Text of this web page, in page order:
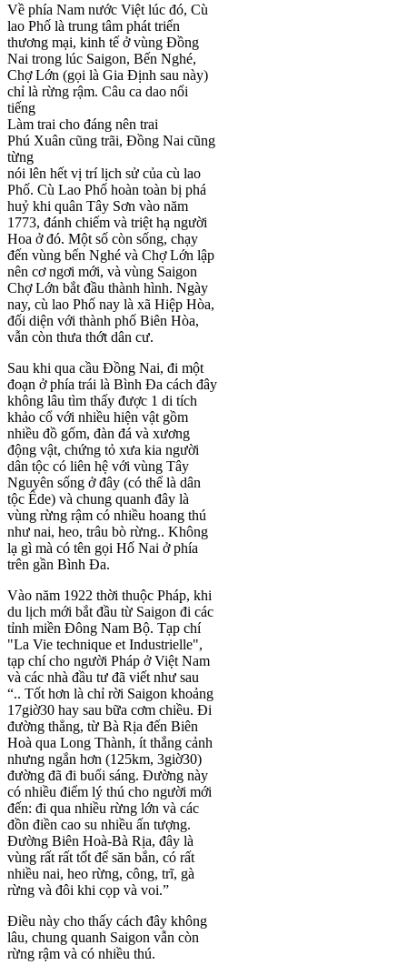
Về phía Nam nước Việt lúc đó, Cù
lao Phố là trung tâm phát triển
thương mại, kinh tế ở vùng Đồng
Nai trong lúc Saigon, Bến Nghé,
Chợ Lớn (gọi là Gia Định sau này)
chỉ là rừng rậm. Câu ca dao nổi
tiếng
Làm trai cho đáng nên trai
Phú Xuân cũng trãi, Đồng Nai cũng
từng
nói lên hết vị trí lịch sử của cù lao
Phố. Cù Lao Phố hoàn toàn bị phá
huỷ khi quân Tây Sơn vào năm
1773, đánh chiếm và triệt hạ người
Hoa ở đó. Một số còn sống, chạy
đến vùng bến Nghé và Chợ Lớn lập
nên cơ ngơi mới, và vùng Saigon
Chợ Lớn bắt đầu thành hình. Ngày
nay, cù lao Phố nay là xã Hiệp Hòa,
đối diện với thành phố Biên Hòa,
vẫn còn thưa thớt dân cư.
Sau khi qua cầu Đồng Nai, đi một
đoạn ở phía trái là Bình Đa cách đây
không lâu tìm thấy được 1 di tích
khảo cổ với nhiều hiện vật gồm
nhiều đồ gốm, đàn đá và xương
động vật, chứng tỏ xưa kia người
dân tộc có liên hệ với vùng Tây
Nguyên sống ở đây (có thể là dân
tộc Êde) và chung quanh đây là
vùng rừng rậm có nhiều hoang thú
như nai, heo, trâu bò rừng.. Không
lạ gì mà có tên gọi Hố Nai ở phía
trên gần Bình Đa.
Vào năm 1922 thời thuộc Pháp, khi
du lịch mới bắt đầu từ Saigon đi các
tỉnh miền Đông Nam Bộ. Tạp chí
"La Vie technique et Industrielle",
tạp chí cho người Pháp ở Việt Nam
và các nhà đầu tư đã viết như sau
“.. Tốt hơn là chỉ rời Saigon khoảng
17giờ30 hay sau bữa cơm chiều. Đi
đường thẳng, từ Bà Rịa đến Biên
Hoà qua Long Thành, ít thắng cảnh
nhưng ngắn hơn (125km, 3giờ30)
đường đã đi buổi sáng. Đường này
có nhiều điểm lý thú cho người mới
đến: đi qua nhiều rừng lớn và các
đồn điền cao su nhiều ấn tượng.
Đường Biên Hoà-Bà Rịa, đây là
vùng rất rất tốt để săn bắn, có rất
nhiều nai, heo rừng, công, trĩ, gà
rừng và đôi khi cọp và voi.”
Điều này cho thấy cách đây không
lâu, chung quanh Saigon vẫn còn
rừng rậm và có nhiều thú.